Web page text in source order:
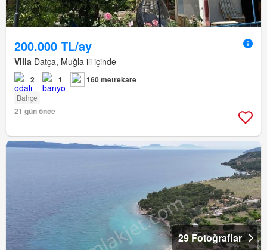
200.000 TL/ay
Villa Datça, Muğla ili içinde
2 1 160 metrekare
Bahçe
21 gün önce
29 Fotoğraflar